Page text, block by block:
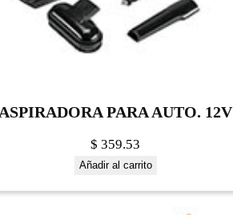
PARA AUTO. 12V
$ 359.53
Añadir al carrito